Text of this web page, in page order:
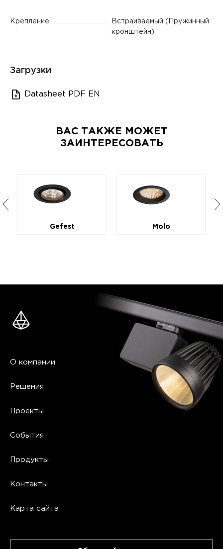
Крепление
Встраиваемый (Пружинный
кронштейн)
Загрузки
Datasheet PDF EN
ВАС ТАКЖЕ МОЖЕТ
ЗАИНТЕРЕСОВАТЬ
Gefest Molo
О компании
Решения
Проекты
События
Продукты
Контакты
Карта сайта